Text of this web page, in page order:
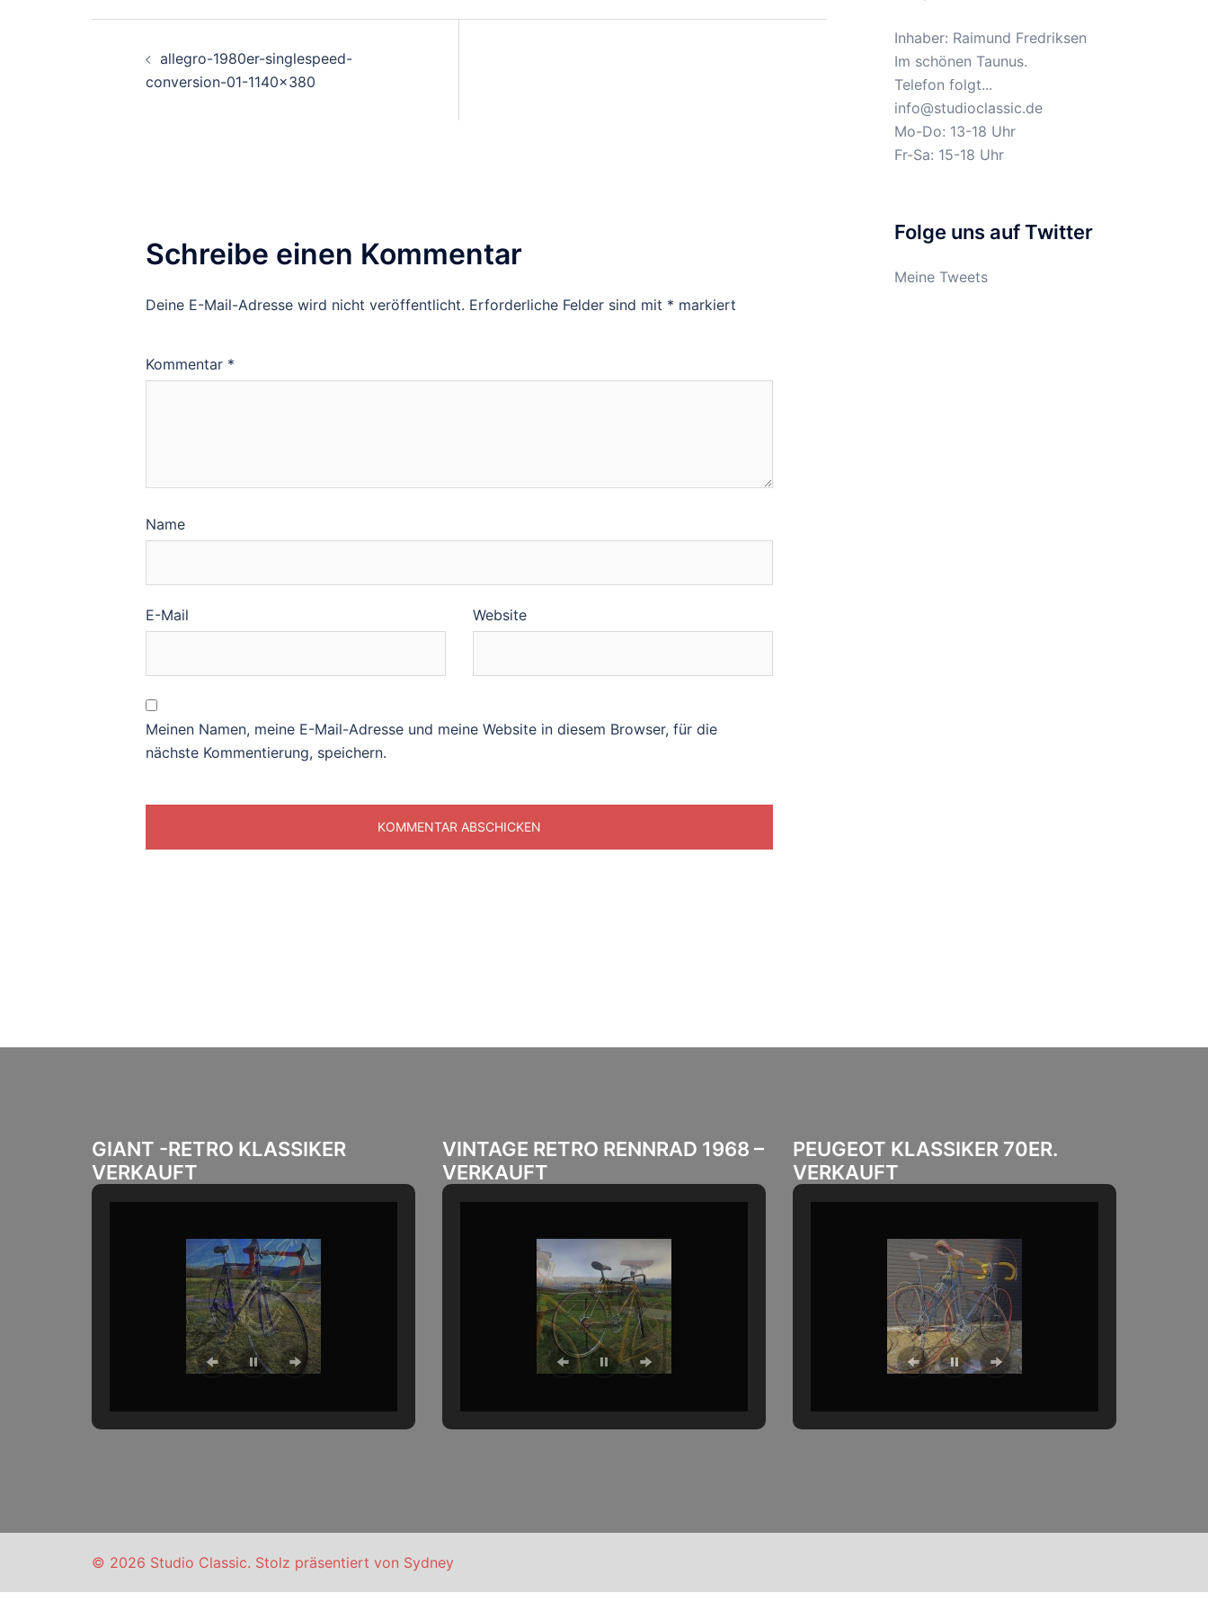
Navigation
allegro-1980er-singlespeed-
conversion-01-1140×380
Schreibe einen Kommentar
Deine E-Mail-Adresse wird nicht veröffentlicht. Erforderliche Felder sind mit * markiert
Kommentar *
Name
E-Mail Website
Meinen Namen, meine E-Mail-Adresse und meine Website in diesem Browser, für die
nächste Kommentierung, speichern.
Inhaber: Raimund Fredriksen
Im schönen Taunus.
Telefon folgt...
info@studioclassic.de
Mo-Do: 13-18 Uhr
Fr-Sa: 15-18 Uhr
Folge uns auf Twitter
Meine Tweets
GIANT -RETRO KLASSIKER
VERKAUFT
VINTAGE RETRO RENNRAD 1968 –
VERKAUFT
PEUGEOT KLASSIKER 70ER.
VERKAUFT
© 2026 Studio Classic. Stolz präsentiert von Sydney